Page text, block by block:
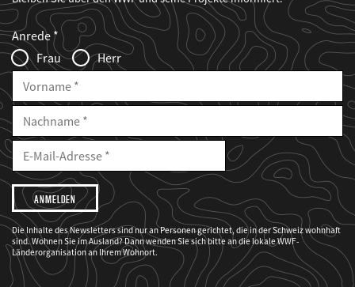
Web2Case
Infofelder
Fieldset
anrede_name
Anrede
Frau
Herr
Vorname
Nachname
E-
Mailadresse
E-
Adresse
Ich
möchte,
dass
der
WWF
mich
über
seine
Projekte
informiert.
Die Inhalte des Newsletters sind nur an Personen gerichtet, die in der Schweiz wohnhaft
sind. Wohnen Sie im Ausland? Dann wenden Sie sich bitte an die lokale WWF-
Länderorganisation an Ihrem Wohnort.